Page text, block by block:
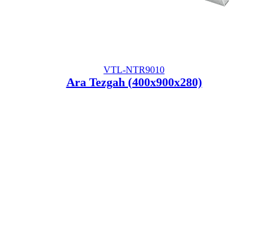
VTL-NTR9010
Ara Tezgah (400x900x280)